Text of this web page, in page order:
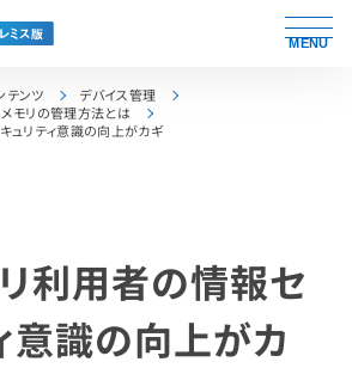
MENU
テンツ
デバイス管理
モリの管理方法とは
ュリティ意識の向上がカギ
利用者の情報セ
意識の向上がカ